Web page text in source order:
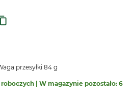
przesyłki 84 g
| W magazynie pozostało: 6